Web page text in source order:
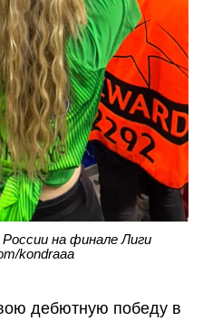
на финале Лиги
kondraaa
дебютную победу в